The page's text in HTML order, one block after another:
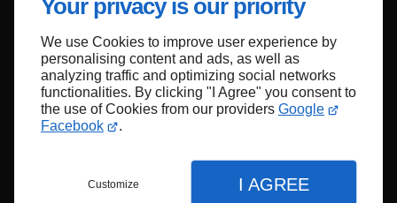
Your privacy is our priority
We use Cookies to improve user experience by
personalising content and ads, as well as
analyzing traffic and optimizing social networks
functionalities. By clicking "I Agree" you consent to
the use of Cookies from our providers Google
Facebook
.
Customize I AGREE
Haut de page